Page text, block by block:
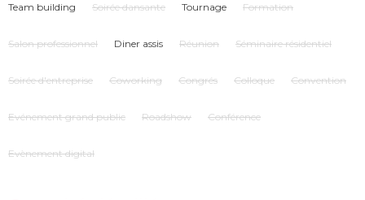
Team building Soirée dansante Tournage Formation
Salon professionnel Diner assis Réunion Séminaire résidentiel
Soirée d'entreprise Coworking Congrés Colloque Convention
Evénement grand public Roadshow Conférence
Evènement digital